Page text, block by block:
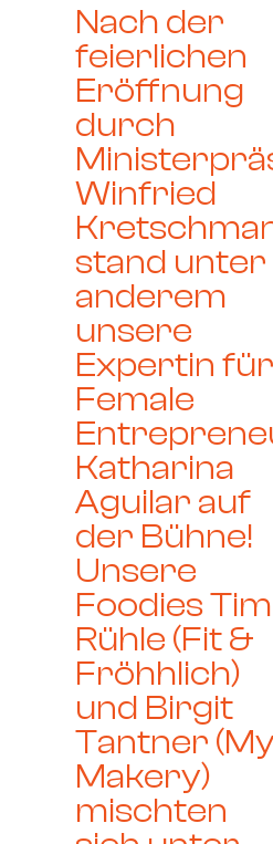
Nach der
feierlichen
Eröffnung
durch
Winfried
stand unter
anderem
unsere
Expertin für
Female
Katharina
Aguilar auf
der Bühne!
Unsere
Foodies Tim
Rühle (Fit &
Fröhhlich)
und Birgit
Tantner (My
Makery)
mischten